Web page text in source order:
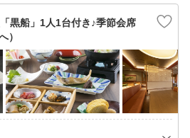
黒船」1人1台付き♪季節会席
）